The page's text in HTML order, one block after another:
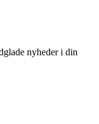
nyheder i din